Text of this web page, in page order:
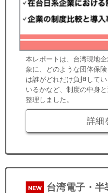
本レポートは、台湾現地
象に、どのような団体保
は誰がどれだけ負担して
いるかなど、制度の中身
整理しました。
詳細
NEW
台湾電子・